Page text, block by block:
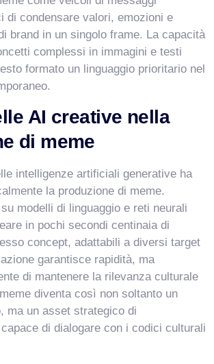
di condensare valori, emozioni e
brand in un singolo frame. La capacità
complessi in immagini e testi
formato un linguaggio prioritario nel
AI creative nella
di meme
intelligenze artificiali generative ha
la produzione di meme.
modelli di linguaggio e reti neurali
in pochi secondi centinaia di
concept, adattabili a diversi target
garantisce rapidità, ma
di mantenere la rilevanza culturale
diventa così non soltanto un
ma un asset strategico di
di dialogare con i codici culturali